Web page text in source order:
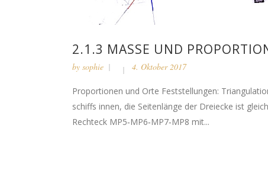
2.1.3 MASSE UND
by sophie 4. Oktober 2017
Proportionen und Orte Feststellungen:
schiffs innen, die Seitenlänge der Drei­ecke ist
Rechteck MP5‑MP6‑MP7‑MP8 mit...